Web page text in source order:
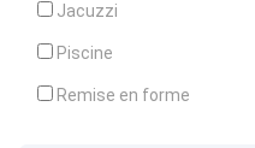
Jacuzzi
Piscine
Remise en forme